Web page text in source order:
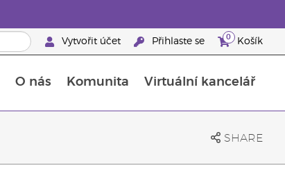
Vytvořit účet Přihlaste se 0 Košík
O nás Komunita Virtuální kancelář
SHARE